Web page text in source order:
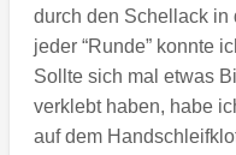
durch den Schellack in
jeder “Runde” konnte
Sollte sich mal etwas
verklebt haben, habe
auf dem